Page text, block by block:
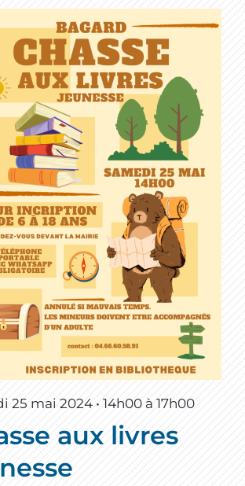
25 mai 2024 • 14h00 à 17h00
aux livres